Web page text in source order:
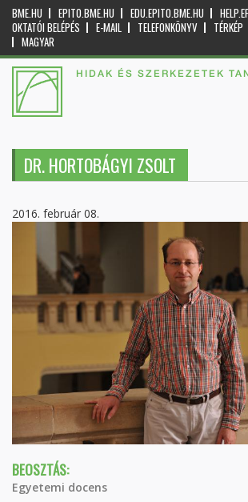
BME.HU EPITO.BME.HU EDU.EPITO.BME.HU
OKTATÓI BELÉPÉS
E-MAIL TELEFONKÖNYV TÉRKÉP
MAGYAR
HIDAK ÉS SZERKEZETEK
DR. HORTOBÁGYI ZSOLT
2016. február 08.
BEOSZTÁS:
Egyetemi docens